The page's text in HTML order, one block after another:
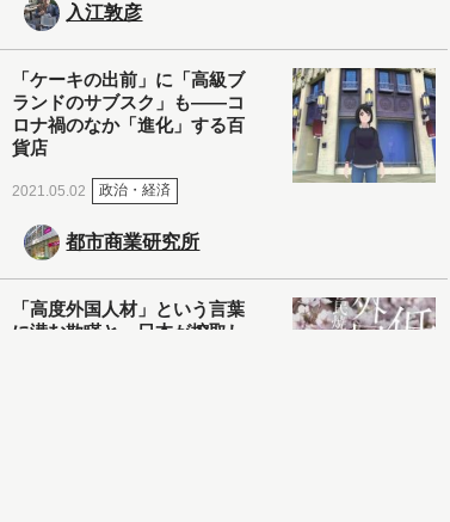
入江敦彦
「ケーキの出前」に「高級ブ
ランドのサブスク」も――コ
ロナ禍のなか「進化」する百
貨店
2021.05.02 政治・経済
都市商業研究所
「高度外国人材」という言葉
に潜む欺瞞と、日本が搾取し